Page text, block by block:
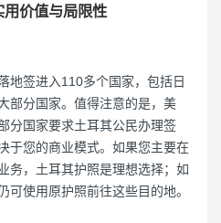
价值与局限性
地签进入110多个国家，包括日
部分国家。值得注意的是，美
分国家要求土耳其公民办理签
于您的商业模式。如果您主要在
务，土耳其护照是理想选择；如
可使用原护照前往这些目的地。